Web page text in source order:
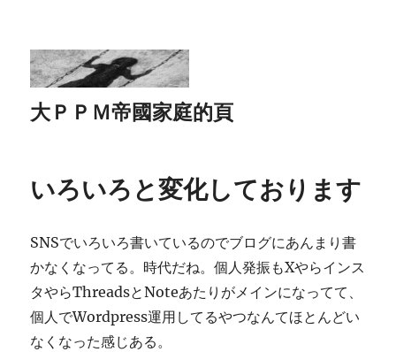
大ＰＰＭ帝國家庭的頁
いろいろと変化しております
SNSでいろいろ書いているのでブログにあんまり書
かなくなってる。時代だね。個人発振もXやらインス
タやらThreadsとNoteあたりがメインになってて、
個人でWordpress運用してるやつなんてほとんどい
なくなった感じある。